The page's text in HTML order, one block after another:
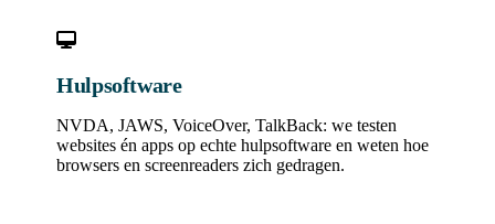
Hulpsoftware
NVDA, JAWS, VoiceOver, TalkBack: we testen
websites én apps op echte hulpsoftware en weten hoe
browsers en screenreaders zich gedragen.